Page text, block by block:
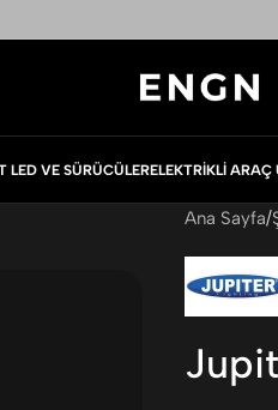
LED VE SÜRÜCÜLERELEKTRIKLI ARAÇ
Ana Sayfa